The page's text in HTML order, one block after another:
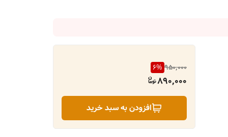
950,000
6%
890,000
افزودن به سبد خرید